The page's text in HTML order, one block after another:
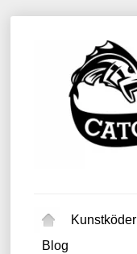
Kunstköder
Blog